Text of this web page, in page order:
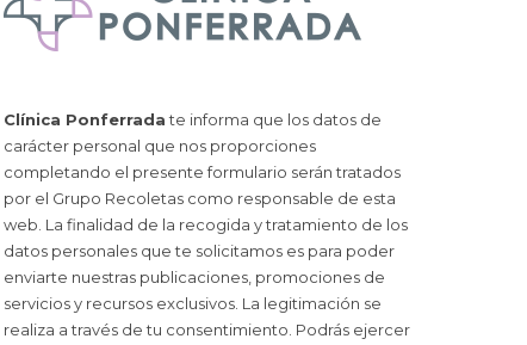
Clínica Ponferradate informa que los datos de
carácter personal que nos proporciones
completando el presente formulario serán tratados
por el Grupo Recoletas como responsable de esta
web. La finalidad de la recogida y tratamiento de los
datos personales que te solicitamos es para poder
enviarte nuestras publicaciones, promociones de
servicios y recursos exclusivos. La legitimación se
realiza a través de tu consentimiento. Podrás ejercer